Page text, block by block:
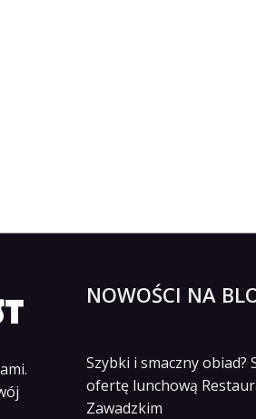
NOWOŚCI NA
Szybki i smaczny obiad?
ofertę lunchową
Zawadzkim